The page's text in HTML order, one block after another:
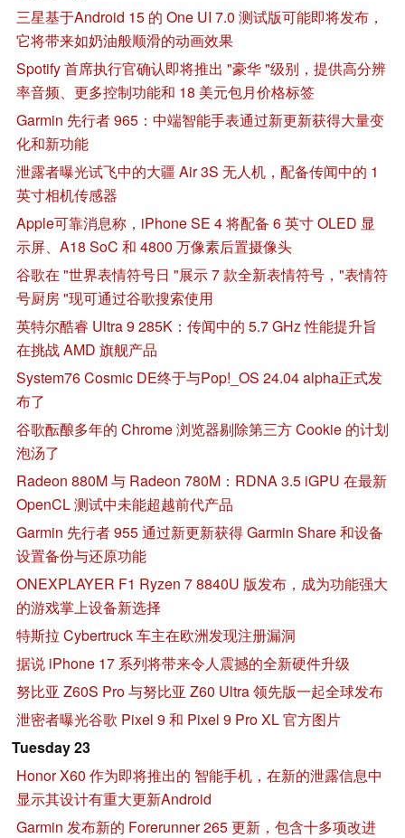
三星基于Android 15 的 One UI 7.0 测试版可能即将发布，
它将带来如奶油般顺滑的动画效果
Spotify 首席执行官确认即将推出 "豪华 "级别，提供高分辨
率音频、更多控制功能和 18 美元包月价格标签
Garmin 先行者 965：中端智能手表通过新更新获得大量变
化和新功能
泄露者曝光试飞中的大疆 Air 3S 无人机，配备传闻中的 1
英寸相机传感器
Apple可靠消息称，iPhone SE 4 将配备 6 英寸 OLED 显
示屏、A18 SoC 和 4800 万像素后置摄像头
谷歌在 "世界表情符号日 "展示 7 款全新表情符号，"表情符
号厨房 "现可通过谷歌搜索使用
英特尔酷睿 Ultra 9 285K：传闻中的 5.7 GHz 性能提升旨
在挑战 AMD 旗舰产品
System76 Cosmic DE终于与Pop!_OS 24.04 alpha正式发
布了
谷歌酝酿多年的 Chrome 浏览器剔除第三方 Cookie 的计划
泡汤了
Radeon 880M 与 Radeon 780M：RDNA 3.5 iGPU 在最新
OpenCL 测试中未能超越前代产品
Garmin 先行者 955 通过新更新获得 Garmin Share 和设备
设置备份与还原功能
ONEXPLAYER F1 Ryzen 7 8840U 版发布，成为功能强大
的游戏掌上设备新选择
特斯拉 Cybertruck 车主在欧洲发现注册漏洞
据说 iPhone 17 系列将带来令人震撼的全新硬件升级
努比亚 Z60S Pro 与努比亚 Z60 Ultra 领先版一起全球发布
泄密者曝光谷歌 Pixel 9 和 Pixel 9 Pro XL 官方图片
Tuesday 23
Honor X60 作为即将推出的 智能手机，在新的泄露信息中
显示其设计有重大更新Android
Garmin 发布新的 Forerunner 265 更新，包含十多项改进